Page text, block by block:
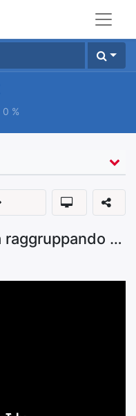
0 %
Fattura attiva creata raggruppando DDT